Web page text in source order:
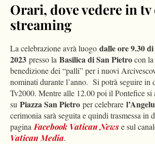
Orari, dove vedere in tv
streaming
La celebrazione avrà luogo dalle ore 9.30
2023 presso la Basilica di San Pietrocon
benedizione dei “palli” per i nuovi
nominati durante l’anno. Si potrà seguire in
Tv2000. Mentre alle 12.00 poi il Pontefice si
su Piazza San Pietro per celebrare
cerimonia sarà seguita e quindi trasmessa in
paginaFacebook Vatican Newse sul
Vatican Media.